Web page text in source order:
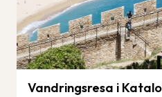
Vandringsresa i